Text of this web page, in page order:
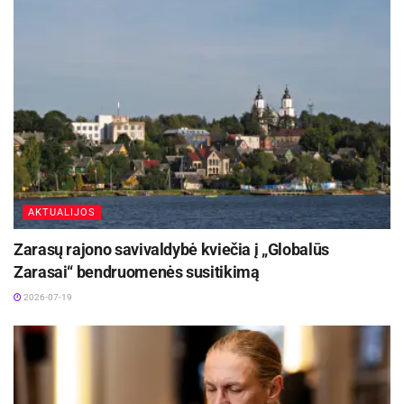
Šaltinis: Panevėžio miesto savivaldybė
Žymos: Gatvės muzikos diena Muziejų naktis
Nemokami renginiai
AKTUALIJOS
Zarasų rajono savivaldybė kviečia į „Globalūs
Zarasai“ bendruomenės susitikimą
2026-07-19